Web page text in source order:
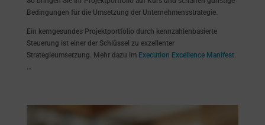
Bedingungen für die Umsetzung der Unternehmensstrategie.
Ein kerngesundes Projektportfolio durch kennzahlenbasierte
Steuerung ist einer der Schlüssel zu exzellenter
Strategieumsetzung. Mehr dazu im Execution Excellence Manifest.